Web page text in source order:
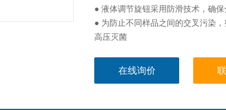
● 液体调节旋钮采用防滑技术，确
● 为防止不同样品之间的交叉污染
高压灭菌
● 旋入式软管确保不会在吸液同时
在线询价